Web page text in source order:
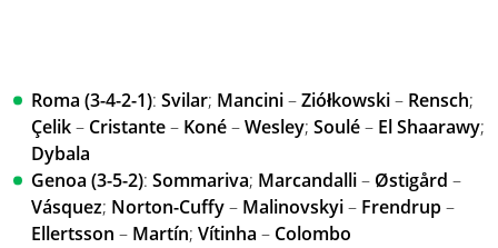
Roma (3-4-2-1): Svilar; Mancini–Ziółkowski– Rensch;
Çelik– Cristante– Koné–Wesley; Soulé– El Shaarawy;
Dybala
Genoa (3-5-2): Sommariva; Marcandalli– Østigård –
Vásquez; Norton-Cuffy– Malinovskyi– Frendrup–
Ellertsson – Martín; Vítinha – Colombo